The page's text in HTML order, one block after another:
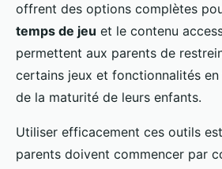
offrent des options complètes
temps de jeu et le contenu
permettent aux parents de
certains jeux et fonctionnalités en
de la maturité de leurs enfants.
Utiliser efficacement ces outils
parents doivent commencer par